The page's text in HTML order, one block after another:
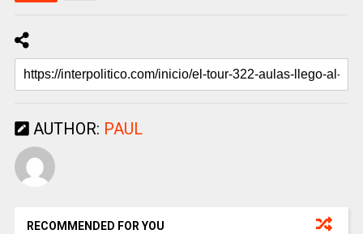
AUTHOR: PAUL
RECOMMENDED FOR YOU